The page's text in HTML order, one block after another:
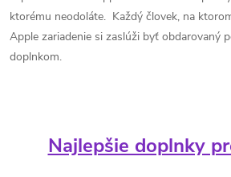
ktorému neodoláte. Každý človek, na
Apple zariadenie si zaslúži byť obdarovaný
doplnkom.
Najlepšie doplnky